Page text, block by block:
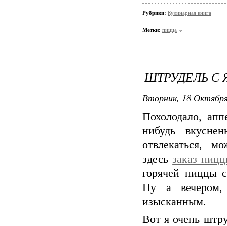
Рубрики: Кулинарная книга
Метки: пицца
ШТРУДЕЛЬ С
Вторник, 18
Похолодало,
нибудь
отвлекаться,
здесь заказ
горячей пиццы
Ну а вечером,
изысканным.
Вот я очень